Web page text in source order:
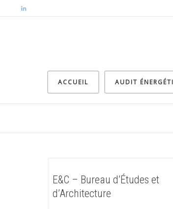
ACCUEIL AUDIT
E&C – Bureau d’Études et
d’Architecture